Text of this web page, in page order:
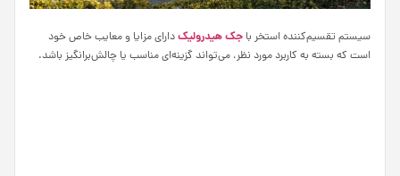
سیستم تقسیم‌کننده استخر با جک هیدرولیکدارای مزایا و معایب خاص خود
است که بسته به کاربرد مورد نظر، می‌تواند گزینه‌ای مناسب یا چالش‌برانگیز باشد.